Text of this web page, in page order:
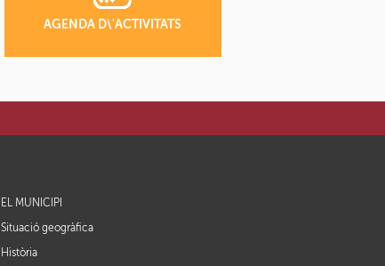
AGENDA D\'ACTIVITATS
EL MUNICIPI
Situació geogràfica
Història